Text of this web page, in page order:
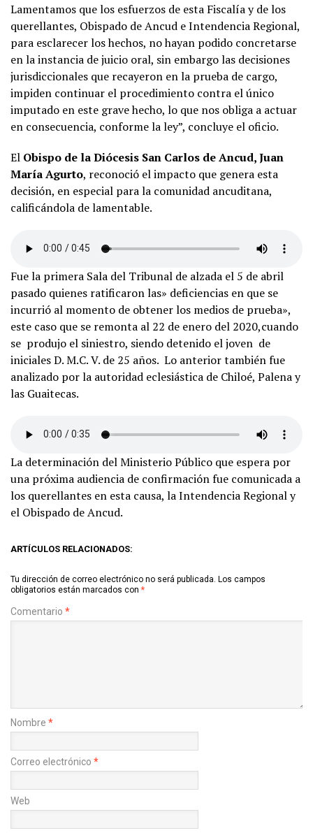
Lamentamos que los esfuerzos de esta Fiscalía y de los
querellantes, Obispado de Ancud e Intendencia Regional,
para esclarecer los hechos, no hayan podido concretarse
en la instancia de juicio oral, sin embargo las decisiones
jurisdiccionales que recayeron en la prueba de cargo,
impiden continuar el procedimiento contra el único
imputado en este grave hecho, lo que nos obliga a actuar
en consecuencia, conforme la ley”, concluye el oficio.
El Obispo de la Diócesis San Carlos de Ancud, Juan
María Agurto, reconoció el impacto que genera esta
decisión, en especial para la comunidad ancuditana,
calificándola de lamentable.
Fue la primera Sala del Tribunal de alzada el 5 de abril
pasado quienes ratificaron las» deficiencias en que se
incurrió al momento de obtener los medios de prueba»,
este caso que se remonta al 22 de enero del 2020,cuando
se produjo el siniestro, siendo detenido el joven de
iniciales D. M.C. V. de 25 años. Lo anterior también fue
analizado por la autoridad eclesiástica de Chiloé, Palena y
las Guaitecas.
La determinación del Ministerio Público que espera por
una próxima audiencia de confirmación fue comunicada a
los querellantes en esta causa, la Intendencia Regional y
el Obispado de Ancud.
ARTÍCULOS RELACIONADOS:
Tu dirección de correo electrónico no será publicada. Los campos
obligatorios están marcados con *
Comentario *
Nombre *
Correo electrónico *
Web